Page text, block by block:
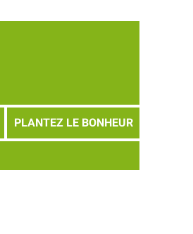
PLANTEZ LE BONHEUR